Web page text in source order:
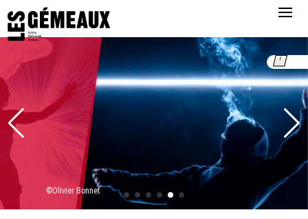
©Olivier Bonnet